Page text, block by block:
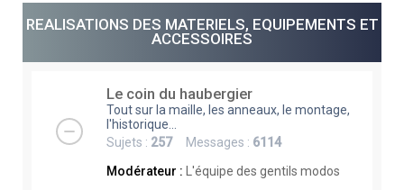
REALISATIONS DES MATERIELS, EQUIPEMENTS ET
ACCESSOIRES
Le coin du haubergier
Tout sur la maille, les anneaux, le montage,
l'historique...
Sujets : 257Messages : 6114
Modérateur :
L'équipe des gentils modos